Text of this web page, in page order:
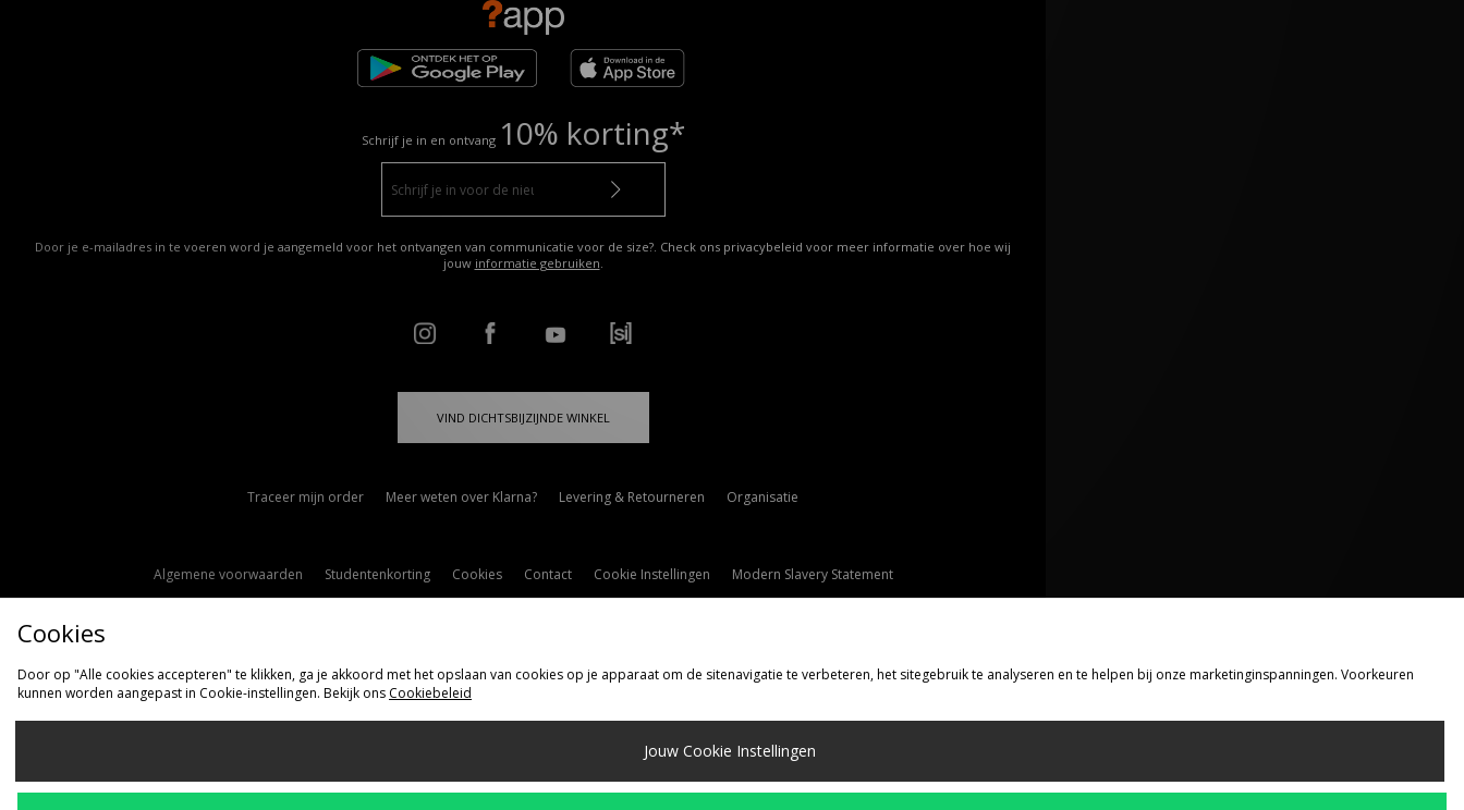
Schrijf je in en ontvang 10% korting*
Door je e-mailadres in te voeren word je aangemeld voor het ontvangen van communicatie voor de size?. Check ons privacybeleid voor meer informatie over hoe wij
jouw informatie gebruiken.
VIND DICHTSBIJZIJNDE WINKEL
Traceer mijn order Meer weten over Klarna? Levering & Retourneren Organisatie
Algemene voorwaarden Studentenkorting Cookies Contact Cookie Instellingen Modern Slavery Statement
Verzenden Naar
Cookies
Door op "Alle cookies accepteren" te klikken, ga je akkoord met het opslaan van cookies op je apparaat om de sitenavigatie te verbeteren, het sitegebruik te analyseren en te helpen bij onze marketinginspanningen. Voorkeuren
kunnen worden aangepast in Cookie-instellingen. Bekijk ons Cookiebeleid
Jouw Cookie Instellingen